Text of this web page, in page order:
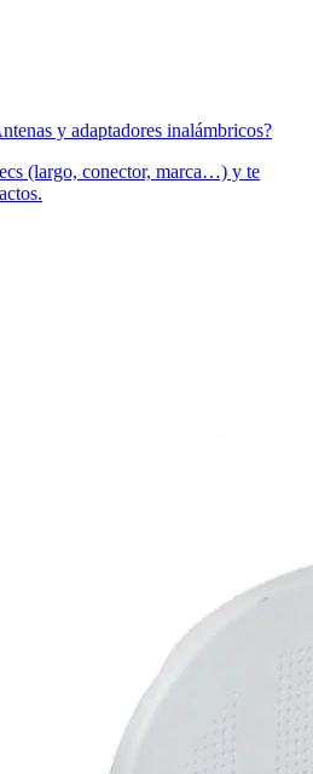
y adaptadores inalámbricos?
(largo, conector, marca…) y te